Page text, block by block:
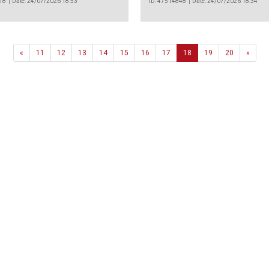
«Previous
11 12 13 14 15 16 17 18 19 20 »Next